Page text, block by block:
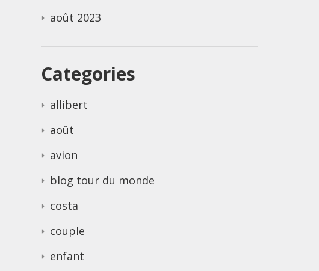
août 2023
Categories
allibert
août
avion
blog tour du monde
costa
couple
enfant